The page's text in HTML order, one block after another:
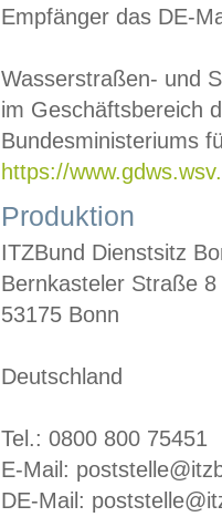
Empfänger das DE-
Wasserstraßen- und
im Geschäftsbereich
Bundesministeriums
https://
Produktion
ITZBund Dienstsitz
Bernkasteler Straße 8
53175 Bonn
Deutschland
Tel.: 0800 800 75451
E-Mail:
DE-Mail: